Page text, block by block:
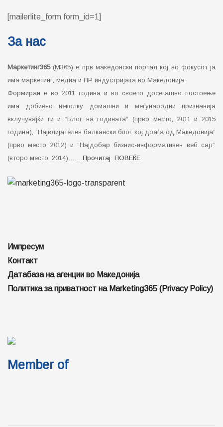
[mailerlite_form form_id=1]
За нас
Маркетинг365(М365) е прв македонски портал кој во фокусот ја
има маркетинг, медиа и ПР индустријата во Македонија.
Формиран е во 2011 година и во своето досегашно постоење
има добиено неколку домашни и меѓународни признанија
вклучувајќи ги и “Блог на годината“ (прво место, 2011 и 2015
година), “Највлијателен балкански блог кој доаѓа од Македонија“
(прво место 2012) и “Најдобар бизнис-информативен веб сајт“
(второ место, 2014)…….Прочитај ПОВЕЌЕ
Импресум
Контакт
Датабаза на агенции во Македонија
Политика за приватност на Marketing365 (Privacy Policy)
Member of